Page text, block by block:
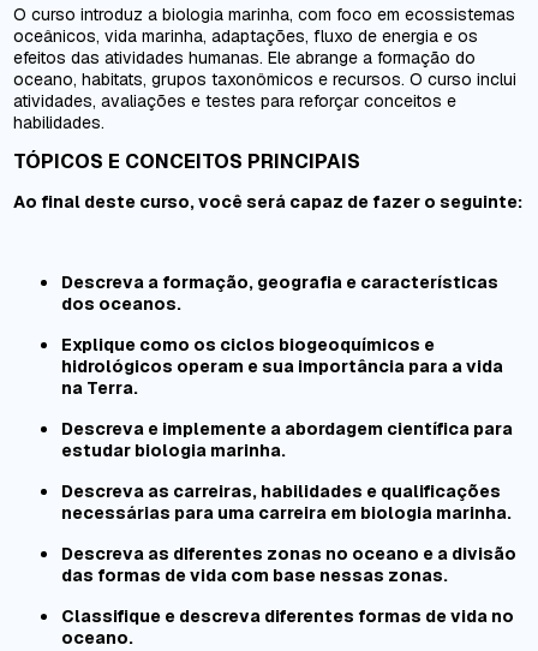
O curso introduz a biologia marinha, com foco em ecossistemas
oceânicos, vida marinha, adaptações, fluxo de energia e os
efeitos das atividades humanas. Ele abrange a formação do
oceano, habitats, grupos taxonômicos e recursos. O curso inclui
atividades, avaliações e testes para reforçar conceitos e
habilidades.
TÓPICOS E CONCEITOS PRINCIPAIS
Ao final deste curso, você será capaz de fazer o seguinte:
Descreva a formação, geografia e características
dos oceanos.
Explique como os ciclos biogeoquímicos e
hidrológicos operam e sua importância para a vida
na Terra.
Descreva e implemente a abordagem científica para
estudar biologia marinha.
Descreva as carreiras, habilidades e qualificações
necessárias para uma carreira em biologia marinha.
Descreva as diferentes zonas no oceano e a divisão
das formas de vida com base nessas zonas.
Classifique e descreva diferentes formas de vida no
oceano.